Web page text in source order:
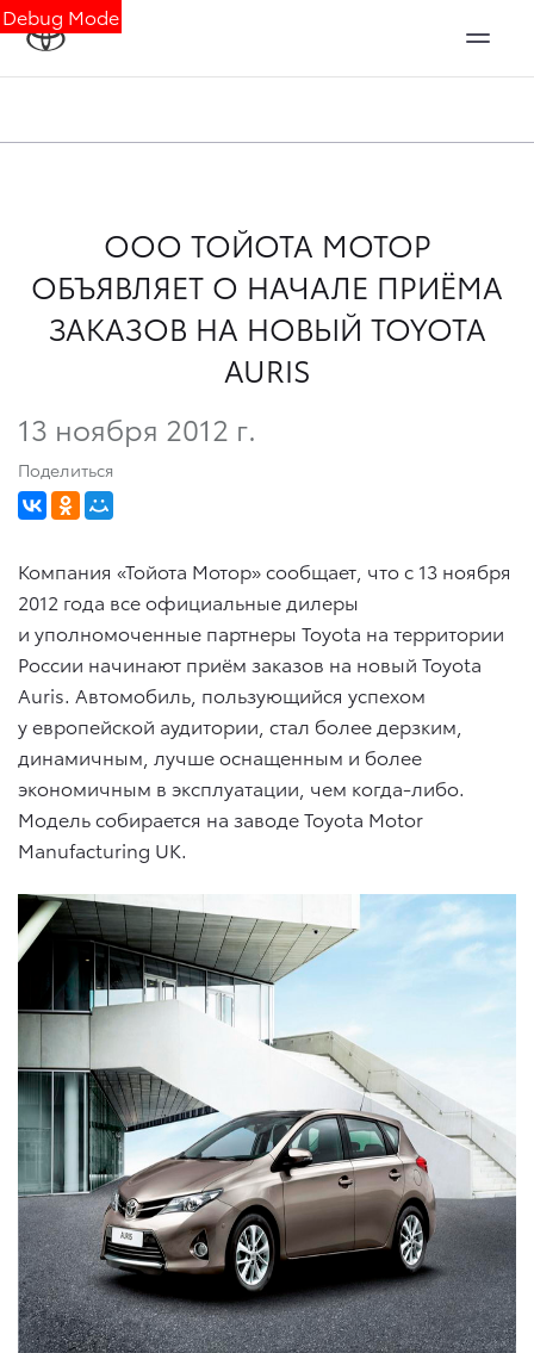
Debug Mode
ООО ТОЙОТА МОТОР
ОБЪЯВЛЯЕТ О НАЧАЛЕ ПРИЁМА
ЗАКАЗОВ НА НОВЫЙ TOYOTA
AURIS
13 ноября 2012 г.
Поделиться
Компания «Тойота Мотор» сообщает, что с 13 ноября
2012 года все официальные дилеры
и уполномоченные партнеры Toyota на территории
России начинают приём заказов на новый Toyota
Auris. Автомобиль, пользующийся успехом
у европейской аудитории, стал более дерзким,
динамичным, лучше оснащенным и более
экономичным в эксплуатации, чем когда-либо.
Модель собирается на заводе Toyota Motor
Manufacturing UK.